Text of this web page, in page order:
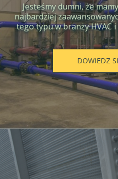
Jesteśmy dumni, że
najbardziej
tego typu w branży HVAC i
DOWIEDZ